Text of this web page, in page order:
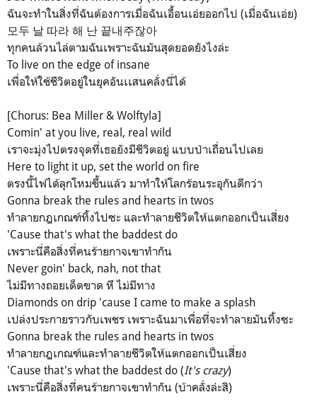
ฉันจะทำในสิ่งที่ฉันต้องการเมื่อฉันเอื้อนเอ่ยออกไป (เมื่อฉันเอ่ย)
모두 날 따라 해 난 끝내주잖아
ทุกคนล้วนไล่ตามฉันเพราะฉันมันสุดยอดยังไงล่ะ
To live on the edge of insane
เพื่อให้ใช้ชีวิตอยู่ในยุคอันเเสนคลั่งนี่ได้
[Chorus: Bea Miller & Wolftyla]
Comin' at you live, real, real wild
เราจะมุ่งไปตรงจุดที่เธอยังมีชีวิตอยู่ แบบป่าเถื่อนไปเลย
Here to light it up, set the world on fire
ตรงนี้ไฟได้ลุกโหมขึ้นแล้ว มาทำให้โลกร้อนระอุกันดีกว่า
Gonna break the rules and hearts in twos
ทำลายกฎเกณฑ์ทิ้งไปซะ และทำลายชีวิตให้แตกออกเป็นเสี่ยง
'Cause that's what the baddest do
เพราะนี่คือสิ่งที่คนร้ายกาจเขาทำกัน
Never goin' back, nah, not that
ไม่มีทางถอยเด็ดขาด หึ ไม่มีทาง
Diamonds on drip 'cause I came to make a splash
เปล่งประกายราวกับเพชร เพราะฉันมาเพื่อที่จะทำลายมันทิ้งซะ
Gonna break the rules and hearts in twos
ทำลายกฎเกณฑ์และทำลายชีวิตให้แตกออกเป็นเสี่ยง
'Cause that's what the baddest do (It's crazy)
เพราะนี่คือสิ่งที่คนร้ายกาจเขาทำกัน (บ้าคลั่งล่ะสิ)